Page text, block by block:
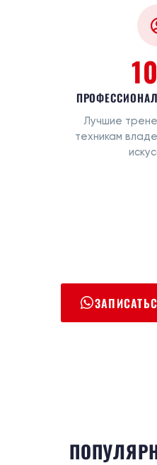
Лучшие
техникам